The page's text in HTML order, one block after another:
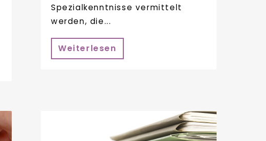
Spezialkenntnisse vermittelt
werden, die...
Weiterlesen